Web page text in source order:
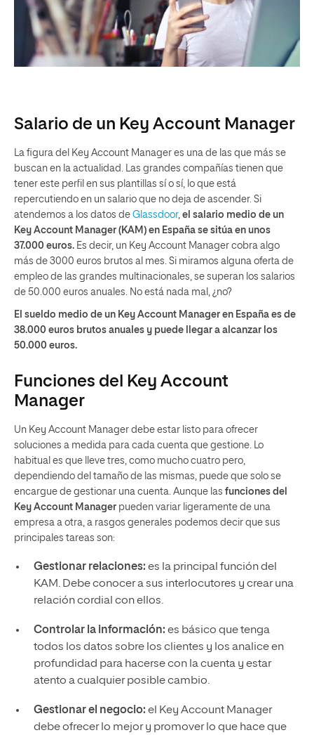
Salario de un Key Account Manager
La figura del Key Account Manager es una de las que más se
buscan en la actualidad. Las grandes compañías tienen que
tener este perfil en sus plantillas sí o sí, lo que está
repercutiendo en un salario que no deja de ascender. Si
atendemos a los datos de Glassdoor, el salario medio de un
Key Account Manager (KAM) en España se sitúa en unos
37.000 euros. Es decir, un Key Account Manager cobra algo
más de 3000 euros brutos al mes. Si miramos alguna oferta de
empleo de las grandes multinacionales, se superan los salarios
de 50.000 euros anuales. No está nada mal, ¿no?
El sueldo medio de un Key Account Manager en España es de
38.000 euros brutos anuales y puede llegar a alcanzar los
50.000 euros.
Funciones del Key Account
Manager
Un Key Account Manager debe estar listo para ofrecer
soluciones a medida para cada cuenta que gestione. Lo
habitual es que lleve tres, como mucho cuatro pero,
dependiendo del tamaño de las mismas, puede que solo se
encargue de gestionar una cuenta. Aunque las funciones del
Key Account Manager pueden variar ligeramente de una
empresa a otra, a rasgos generales podemos decir que sus
principales tareas son:
Gestionar relaciones: es la principal función del
KAM. Debe conocer a sus interlocutores y crear una
relación cordial con ellos.
Controlar la información: es básico que tenga
todos los datos sobre los clientes y los analice en
profundidad para hacerse con la cuenta y estar
atento a cualquier posible cambio.
Gestionar el negocio: el Key Account Manager
debe ofrecer lo mejor y promover lo que hace que